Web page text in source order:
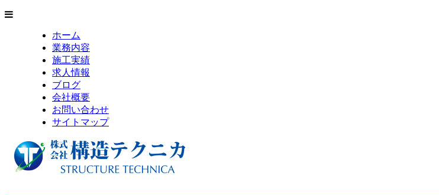
ホーム
業務内容
施工実績
求人情報
ブログ
会社概要
お問い合わせ
サイトマップ